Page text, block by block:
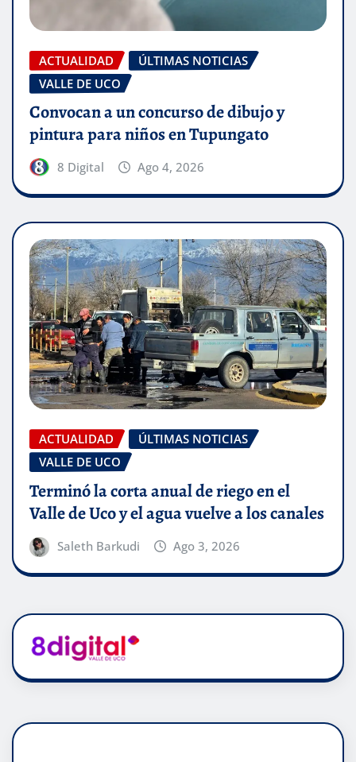
ACTUALIDAD
ÚLTIMAS NOTICIAS
VALLE DE UCO
Convocan a un concurso de dibujo y
pintura para niños en Tupungato
8 Digital Ago 4, 2026
ACTUALIDAD
ÚLTIMAS NOTICIAS
VALLE DE UCO
Terminó la corta anual de riego en el
Valle de Uco y el agua vuelve a los canales
Saleth Barkudi Ago 3, 2026